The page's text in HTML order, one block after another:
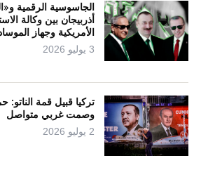
الجاسوسية الرقمية
أذربيجان بين وكالة
الأمريكية وجهاز
3 يوليو 2026
تركيا قبيل قمة
وصمت غربي متواصل
2 يوليو 2026